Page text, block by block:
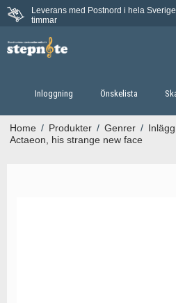
Leverans med Postnord i hela Sverige
timmar
Inloggning Önskelista
Home / Produkter / Genrer /
Actaeon, his strange new face